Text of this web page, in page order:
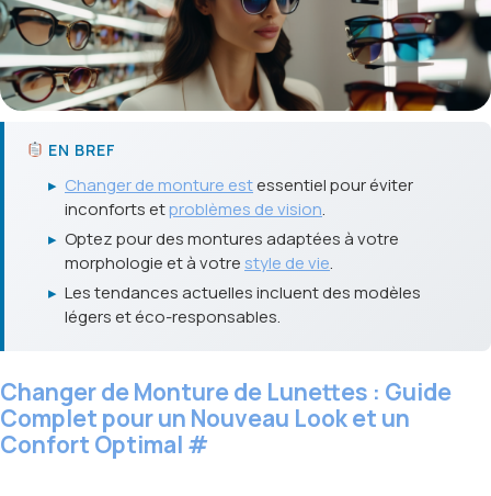
EN BREF
▸ Changer de monture estessentiel pour éviter
inconforts etproblèmes de vision.
▸ Optez pour des montures adaptées à votre
morphologie et à votre style de vie.
▸ Les tendances actuelles incluent des modèles
légers et éco-responsables.
Changer de Monture de Lunettes : Guide
Complet pour un Nouveau Look et un
Confort Optimal #